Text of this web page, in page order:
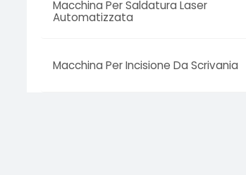
Macchina Per Saldatura Laser
Automatizzata
Macchina Per Incisione Da Scrivania